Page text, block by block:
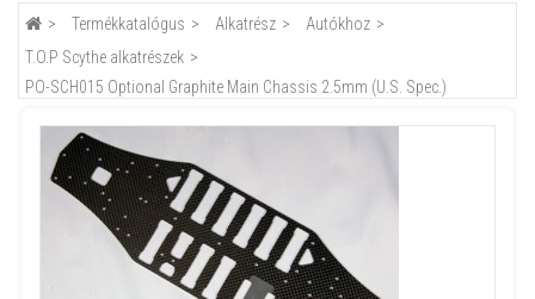
Termékkatalógus Alkatrész
Autókhoz
T.O.P Scythe alkatrészek
PO-SCH015 Optional Graphite Main Chassis 2.5mm (U.S. Spec.)